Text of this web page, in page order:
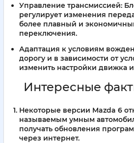
Управление трансмиссией:
регулирует изменения
более плавный и
переключения.
Адаптация к условиям
дорогу и в зависимости от
изменить настройки движка
Интересные
Некоторые версии Mazda 6
называемым умным
получать обновления
через интернет.